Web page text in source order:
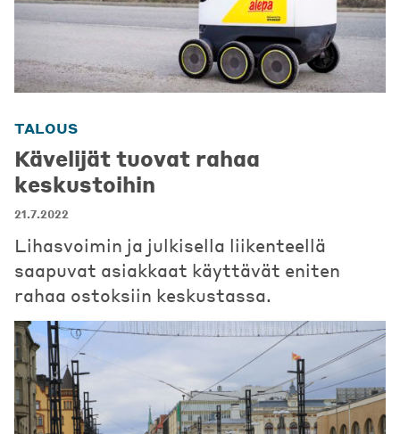
TALOUS
Kävelijät tuovat rahaa
keskustoihin
21.7.2022
Lihasvoimin ja julkisella liikenteellä
saapuvat asiakkaat käyttävät eniten
rahaa ostoksiin keskustassa.